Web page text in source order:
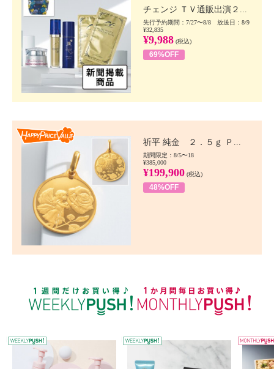
チェンジ ＴＶ通販出演２...
先行予約期間：7/27〜8/8 放送日：8/9
¥32,835
¥9,988 (税込)
69%OFF
祈平 純金 ２．５ｇ Ｐ...
期間限定：8/5〜18
¥385,000
¥199,900 (税込)
48%OFF
WEEKLY PUSH